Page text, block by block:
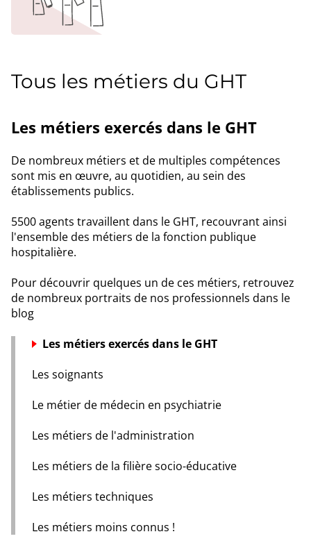
Tous les métiers du GHT
Les métiers exercés dans le GHT
De nombreux métiers et de multiples compétences
sont mis en œuvre, au quotidien, au sein des
établissements publics.
5500 agents travaillent dans le GHT, recouvrant ainsi
l'ensemble des métiers de la fonction publique
hospitalière.
Pour découvrir quelques un de ces métiers, retrouvez
de nombreux portraits de nos professionnels dans le
blog
Les métiers exercés dans le GHT
Les soignants
Le métier de médecin en psychiatrie
Les métiers de l'administration
Les métiers de la filière socio-éducative
Les métiers techniques
Les métiers moins connus !